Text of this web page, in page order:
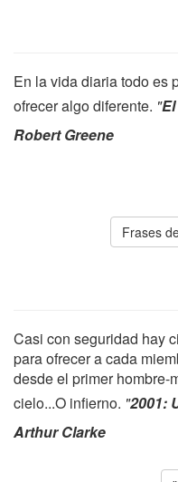
En la vida diaria todo es
ofrecer algo diferente. "
Robert Greene
Frases
Casi con seguridad hay
para ofrecer a cada
desde el primer hombre-
cielo...O infierno. "2001:
Arthur Clarke